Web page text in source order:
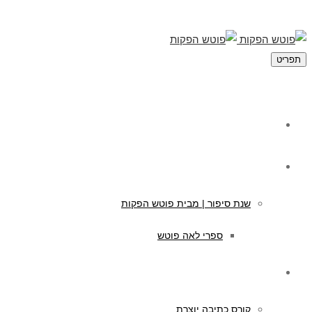
תפריט
שנת סיפור | מבית פוטש הפקות
ספרי לאה פוטש
קורס כתיבה יוצרת